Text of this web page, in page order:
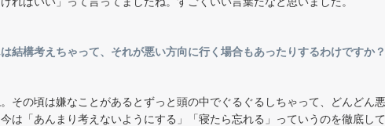
結構考えちゃって、それが悪い方向に行く場合もあったりするわけですか
その頃は嫌なことがあるとずっと頭の中でぐるぐるしちゃって、どんどん
は「あんまり考えないようにする」「寝たら忘れる」っていうのを徹底して